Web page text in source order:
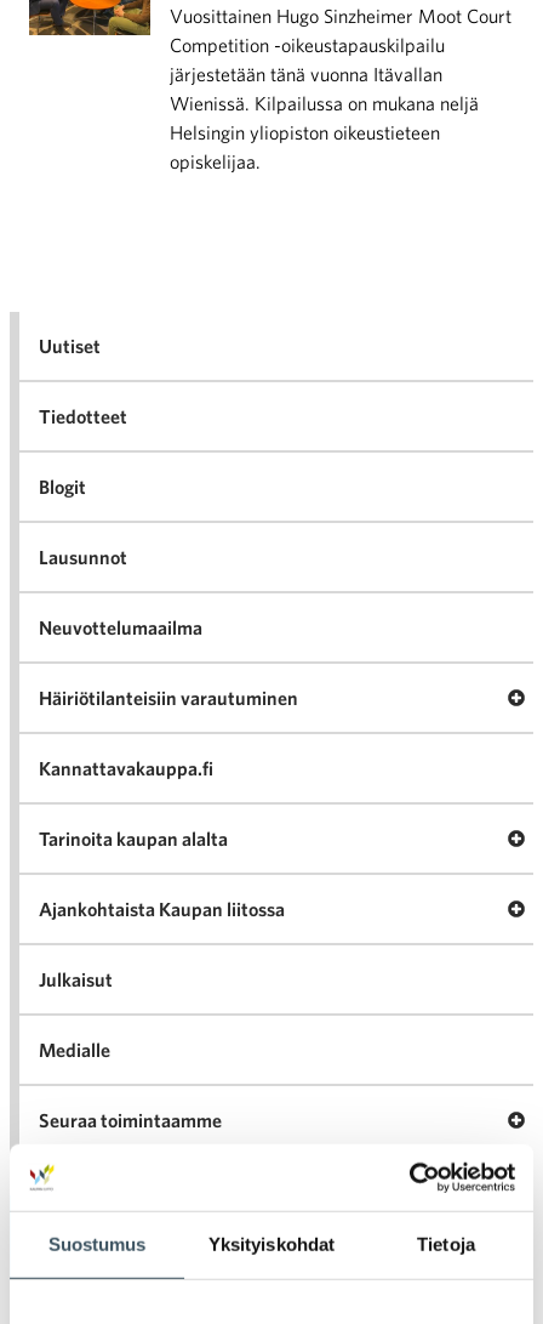
Suostumus Yksityiskohdat Tietoja
Vuosittainen Hugo Sinzheimer Moot Court
Competition -oikeustapauskilpailu
järjestetään tänä vuonna Itävallan
Wienissä. Kilpailussa on mukana neljä
Helsingin yliopiston oikeustieteen
opiskelijaa.
Uutiset
Tiedotteet
Blogit
Lausunnot
Neuvottelumaailma
Häiriötilanteisiin varautuminen
Kannattavakauppa.fi
Tarinoita kaupan alalta
Ajankohtaista Kaupan liitossa
Julkaisut
Medialle
Seuraa toimintaamme
Arkistot